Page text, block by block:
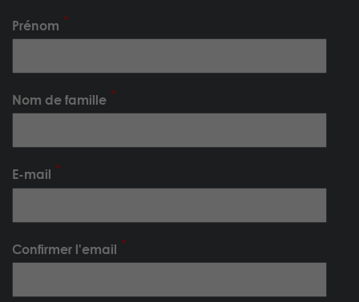
Prénom
Nom de famille
E-mail
Confirmer l'email